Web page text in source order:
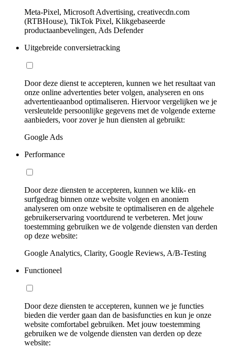
Meta-Pixel, Microsoft Advertising, creativecdn.com
(RTBHouse), TikTok Pixel, Klikgebaseerde
productaanbevelingen, Ads Defender
Uitgebreide conversietracking
Door deze dienst te accepteren, kunnen we het resultaat van
onze online advertenties beter volgen, analyseren en ons
advertentieaanbod optimaliseren. Hiervoor vergelijken we je
versleutelde persoonlijke gegevens met de volgende externe
aanbieders, voor zover je hun diensten al gebruikt:
Google Ads
Performance
Door deze diensten te accepteren, kunnen we klik- en
surfgedrag binnen onze website volgen en anoniem
analyseren om onze website te optimaliseren en de algehele
gebruikerservaring voortdurend te verbeteren. Met jouw
toestemming gebruiken we de volgende diensten van derden
op deze website:
Google Analytics, Clarity, Google Reviews, A/B-Testing
Functioneel
Door deze diensten te accepteren, kunnen we je functies
bieden die verder gaan dan de basisfuncties en kun je onze
website comfortabel gebruiken. Met jouw toestemming
gebruiken we de volgende diensten van derden op deze
website: